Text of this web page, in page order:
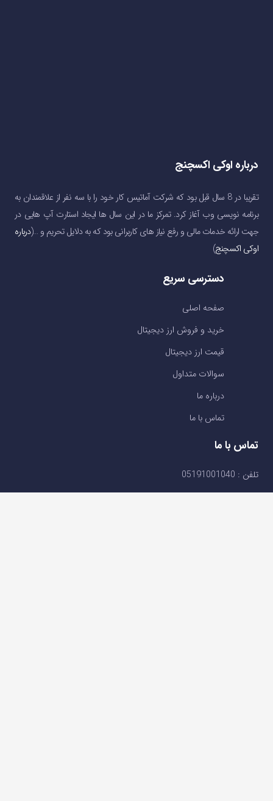
درباره اوکی اکسچنج
تقریبا در 8 سال قبل بود که شرکت آماتیس کار خود را با سه نفر از علاقمندان به
برنامه نویسی وب آغاز کرد. تمرکز ما در این سال ها ایجاد استارت آپ هایی در
جهت ارائه خدمات مالی و رفع نیاز های کاربرانی بود که به دلایل تحریم و …(درباره
اوکی اکسچنج)
دسترسی سریع
صفحه اصلی
خرید و فروش ارز دیجیتال
قیمت ارز دیجیتال
سوالات متداول
درباره ما
تماس با ما
تماس با ما
تلفن : 05191001040